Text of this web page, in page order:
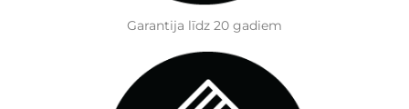
Garantija līdz 20 gadiem